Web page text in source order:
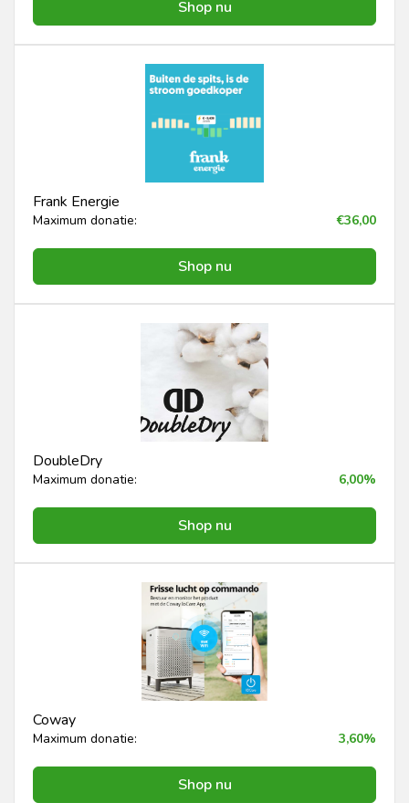
Shop nu
Frank Energie
Maximum donatie: €36,00
Shop nu
DoubleDry
Maximum donatie: 6,00%
Shop nu
Coway
Maximum donatie: 3,60%
Shop nu